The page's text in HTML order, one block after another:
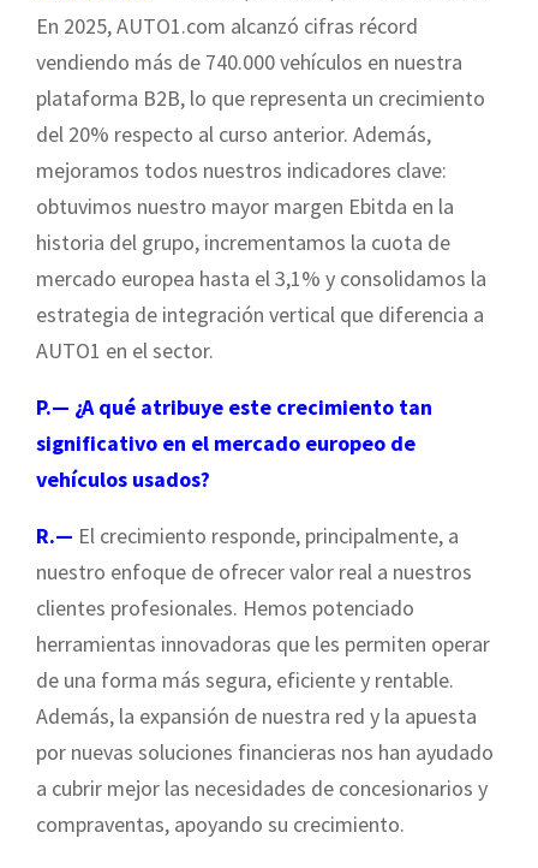
En 2025, AUTO1.com alcanzó cifras récord
vendiendo más de 740.000 vehículos en nuestra
plataforma B2B, lo que representa un crecimiento
del 20% respecto al curso anterior. Además,
mejoramos todos nuestros indicadores clave:
obtuvimos nuestro mayor margen Ebitda en la
historia del grupo, incrementamos la cuota de
mercado europea hasta el 3,1% y consolidamos la
estrategia de integración vertical que diferencia a
AUTO1 en el sector.
P.— ¿A qué atribuye este crecimiento tan
significativo en el mercado europeo de
vehículos usados?
R.— El crecimiento responde, principalmente, a
nuestro enfoque de ofrecer valor real a nuestros
clientes profesionales. Hemos potenciado
herramientas innovadoras que les permiten operar
de una forma más segura, eficiente y rentable.
Además, la expansión de nuestra red y la apuesta
por nuevas soluciones financieras nos han ayudado
a cubrir mejor las necesidades de concesionarios y
compraventas, apoyando su crecimiento.